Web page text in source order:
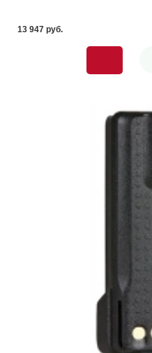
13 947 pуб.